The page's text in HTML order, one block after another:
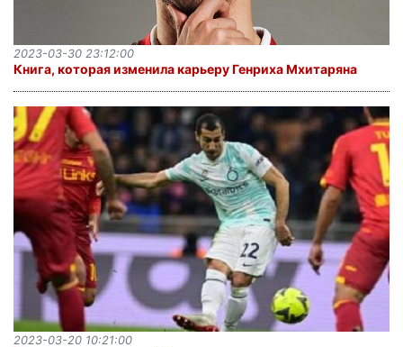
Книга, которая изменила карьеру Генриха Мхитаряна
2023-03-30 23:12:00
2023-03-20 10:21:00